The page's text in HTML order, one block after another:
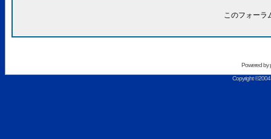
このフォーラ
Powered by
Copyright ©2004